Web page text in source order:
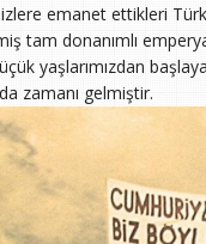
emanet ettikleri
tam donanımlı
yaşlarımızdan
zamanı gelmiştir.